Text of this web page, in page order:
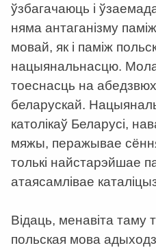
ўзбагачаюць і
няма антаганізму
мовай, як і паміж
нацыянальнасцю.
тоеснасць на
беларускай.
католікаў Беларусі,
мяжы, перажывае
толькі найстарэйшае
атаясамлівае
Відаць, менавіта таму
польская мова